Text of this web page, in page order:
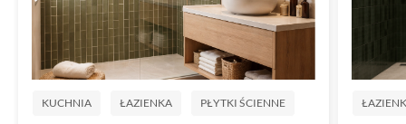
KUCHNIA ŁAZIENKA PŁYTKI ŚCIENNE